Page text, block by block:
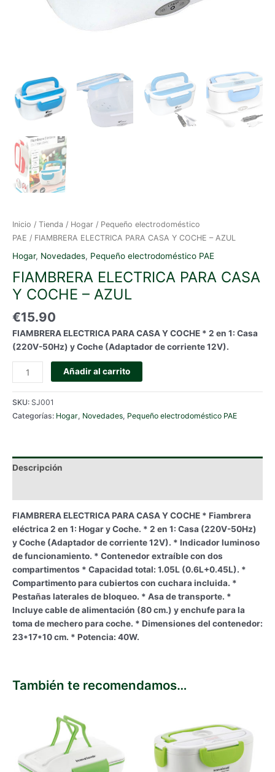
Inicio / Tienda / Hogar / Pequeño electrodoméstico
PAE / FIAMBRERA ELECTRICA PARA CASA Y COCHE – AZUL
Hogar, Novedades, Pequeño electrodoméstico PAE
FIAMBRERA ELECTRICA PARA CASA
Y COCHE – AZUL
€15.90
FIAMBRERA ELECTRICA PARA CASA Y COCHE * 2 en 1: Casa
(220V-50Hz) y Coche (Adaptador de corriente 12V).
FIAMBRERA
ELECTRICA
PARA
CASA
Y
AZUL
cantidad
Añadir al carrito
SKU: SJ001
Categorías: Hogar, Novedades, Pequeño electrodoméstico PAE
Descripción
FIAMBRERA ELECTRICA PARA CASA Y COCHE * Fiambrera
eléctrica 2 en 1: Hogar y Coche. * 2 en 1: Casa (220V-50Hz)
y Coche (Adaptador de corriente 12V). * Indicador luminoso
de funcionamiento. * Contenedor extraíble con dos
compartimentos * Capacidad total: 1.05L (0.6L+0.45L). *
Compartimento para cubiertos con cuchara incluida. *
Pestañas laterales de bloqueo. * Asa de transporte. *
Incluye cable de alimentación (80 cm.) y enchufe para la
toma de mechero para coche. * Dimensiones del contenedor:
23*17*10 cm. * Potencia: 40W.
También te recomendamos…